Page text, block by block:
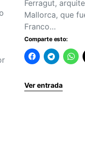
Ferragut,
Mallorca, que
Franco…
Comparte esto:
Ver entrada